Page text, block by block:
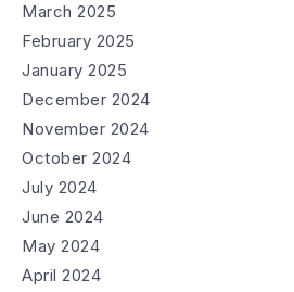
March 2025
February 2025
January 2025
December 2024
November 2024
October 2024
July 2024
June 2024
May 2024
April 2024